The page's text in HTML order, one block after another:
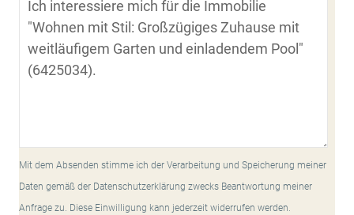
Mit dem Absenden stimme ich der Verarbeitung und Speicherung meiner
Daten gemäß der Datenschutzerklärung zwecks Beantwortung meiner
Anfrage zu. Diese Einwilligung kann jederzeit widerrufen werden.